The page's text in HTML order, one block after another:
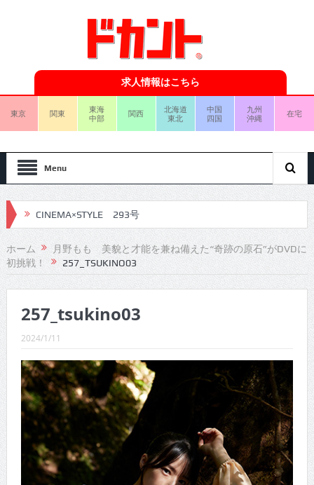
求人情報はこちら
東京 関東
東海
中部
関西
北海道
東北
中国
四国
九州
沖縄
在宅
Menu
CINEMA×STYLE 293号
CINEMA×STYLE 292号
CINEMA×STYLE 291号
CINEMA×STYLE 289号
CINEMA×STYLE 287号
CINEMA×STYLE 286号
CINEMA×STYLE 285号
CINEMA×STYLE 294号
ホーム
月野もも 美貌と才能を兼ね備えた“奇跡の原石”がDVDに
初挑戦！
257_TSUKINO03
257_tsukino03
2024/1/11